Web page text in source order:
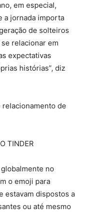
em especial,
a jornada importa
de solteiros
relacionar em
expectativas
histórias”, diz
de
TINDER
no
o emoji para
estavam dispostos a
ou até mesmo